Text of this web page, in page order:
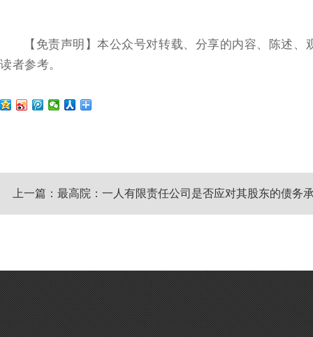
【免责声明】本公众号对转载、分享的内容、陈述
读者参考。
上一篇：最高院：一人有限责任公司是否应对其股东的债务